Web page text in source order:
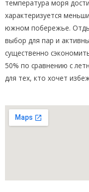
температура моря
характеризуется
южном побережье.
выбор для пар и
существенно
50% по сравнению с
для тех, кто хочет